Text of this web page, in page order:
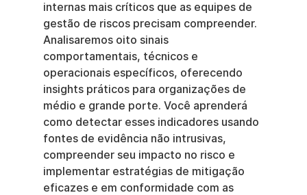
internas mais críticos que as equipes de
gestão de riscos precisam compreender.
Analisaremos oito sinais
comportamentais, técnicos e
operacionais específicos, oferecendo
insights práticos para organizações de
médio e grande porte. Você aprenderá
como detectar esses indicadores usando
fontes de evidência não intrusivas,
compreender seu impacto no risco e
implementar estratégias de mitigação
eficazes e em conformidade com as